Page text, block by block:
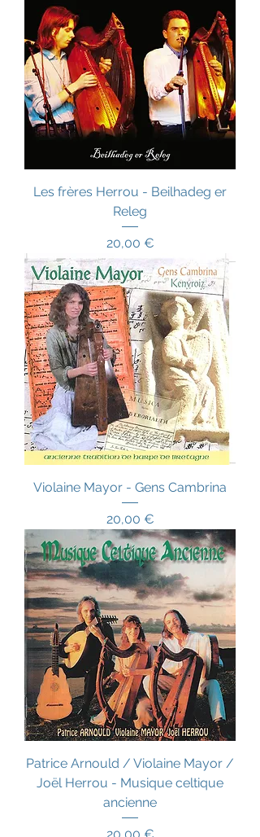
Les frères Herrou - Beilhadeg er
Releg
Prix
20,00 €
Violaine Mayor - Gens Cambrina
Prix
20,00 €
Patrice Arnould / Violaine Mayor /
Joël Herrou - Musique celtique
ancienne
Prix
20,00 €